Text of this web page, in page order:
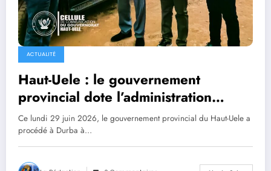
ACTUALITÉ
Haut-Uele : le gouvernement
provincial dote l’administration
avancée d’une nouvelle jeep
Ce lundi 29 juin 2026, le gouvernement provincial du Haut-Uele a
procédé à Durba à…